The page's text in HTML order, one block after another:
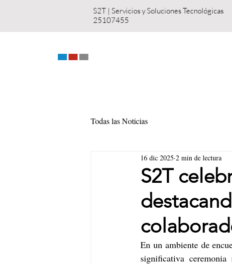
S2T | Servicios y
25107455
Todas las Noticias
S2T
16 dic 2025 2 min de lectura
En un ambiente de
significativa